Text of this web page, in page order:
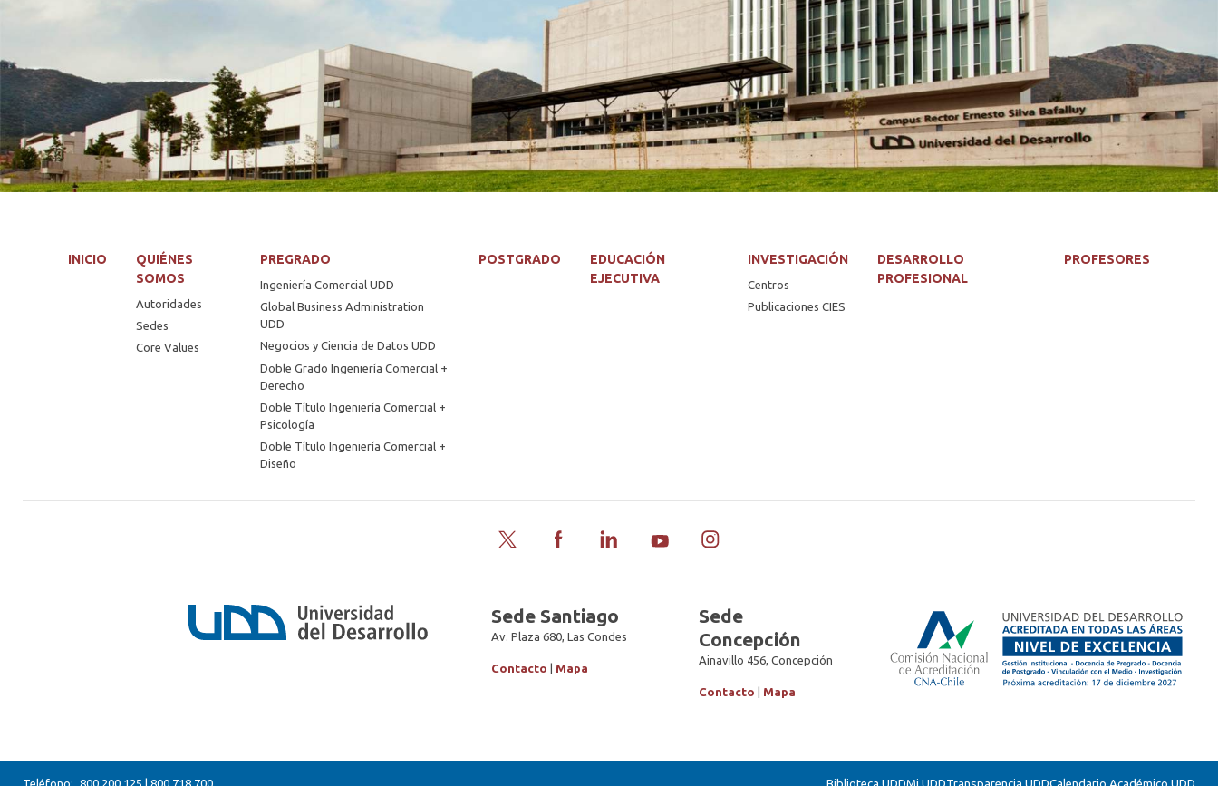
INICIO
QUIÉNES
SOMOS
Autoridades
Sedes
Core Values
PREGRADO
Ingeniería Comercial UDD
Global Business Administration
UDD
Negocios y Ciencia de Datos UDD
Doble Grado Ingeniería Comercial +
Derecho
Doble Título Ingeniería Comercial +
Psicología
Doble Título Ingeniería Comercial +
Diseño
POSTGRADO
EDUCACIÓN
EJECUTIVA
INVESTIGACIÓN
Centros
Publicaciones CIES
DESARROLLO
PROFESIONAL
PROFESORES
Twitter FacebookLinkedInYouTubeInstagram
Sede Santiago
Av. Plaza 680, Las Condes
Contacto | Mapa
Sede
Concepción
Ainavillo 456, Concepción
Contacto | Mapa
Teléfono: 800 200 125 | 800 718 700